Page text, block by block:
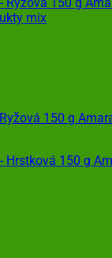
150 g